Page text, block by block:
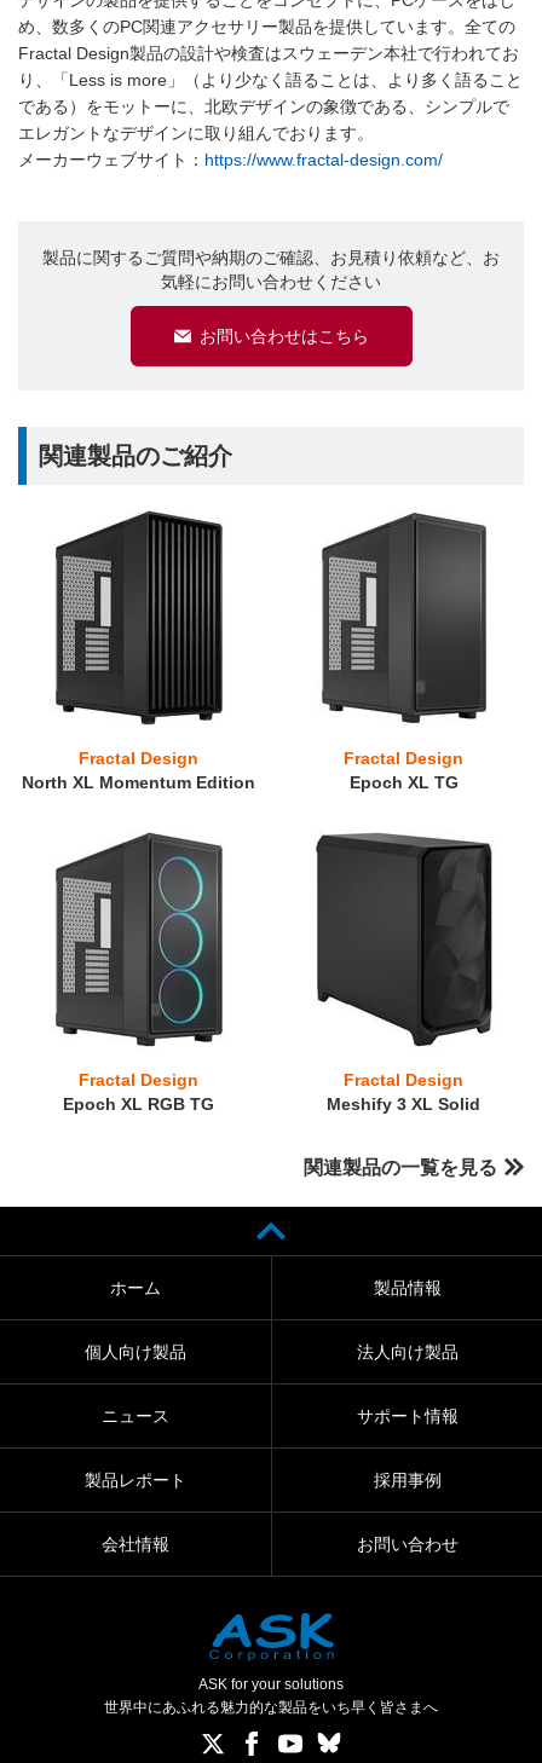
め、数多くのPC関連アクセサリー製品を提供しています。全ての
Fractal Design製品の設計や検査はスウェーデン本社で行われてお
り、「Less is more」（より少なく語ることは、より多く語ること
である）をモットーに、北欧デザインの象徴である、シンプルで
エレガントなデザインに取り組んでおります。
メーカーウェブサイト： https://www.fractal-design.com/
製品に関するご質問や納期のご確認、お見積り依頼など、お
気軽にお問い合わせください
お問い合わせはこちら
関連製品のご紹介
Fractal Design
North XL Momentum Edition
Fractal Design
Epoch XL TG
Fractal Design
Epoch XL RGB TG
Fractal Design
Meshify 3 XL Solid
関連製品の一覧を見る
ホーム 製品情報
個人向け製品 法人向け製品
ニュース サポート情報
製品レポート 採用事例
会社情報 お問い合わせ
ASK for your solutions
世界中にあふれる魅力的な製品をいち早く皆さまへ